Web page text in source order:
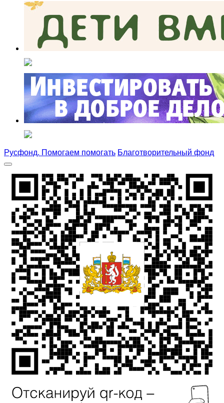
Русфонд. Помогаем помогать Благотворительный фонд